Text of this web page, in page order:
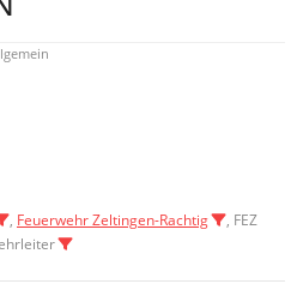
, Feuerwehr Zeltingen-Rachtig
, FEZ